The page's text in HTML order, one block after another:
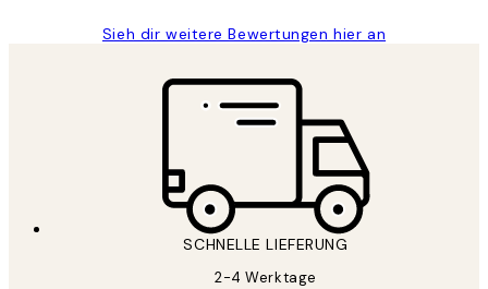
Sieh dir weitere Bewertungen hier an
SCHNELLE LIEFERUNG
2-4 Werktage